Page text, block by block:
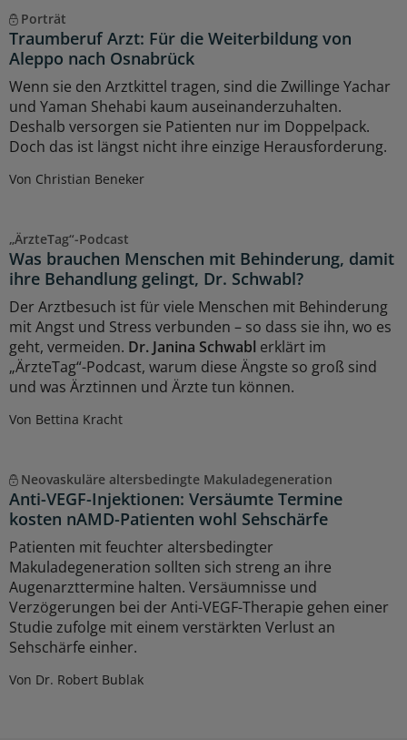
Porträt
Traumberuf Arzt: Für die Weiterbildung von
Aleppo nach Osnabrück
Wenn sie den Arztkittel tragen, sind die Zwillinge Yachar
und Yaman Shehabi kaum auseinanderzuhalten.
Deshalb versorgen sie Patienten nur im Doppelpack.
Doch das ist längst nicht ihre einzige Herausforderung.
Von Christian Beneker
„ÄrzteTag“-Podcast
Was brauchen Menschen mit Behinderung, damit
ihre Behandlung gelingt, Dr. Schwabl?
Der Arztbesuch ist für viele Menschen mit Behinderung
mit Angst und Stress verbunden – so dass sie ihn, wo es
geht, vermeiden. Dr. Janina Schwabl erklärt im
„ÄrzteTag“-Podcast, warum diese Ängste so groß sind
und was Ärztinnen und Ärzte tun können.
Von Bettina Kracht
Neovaskuläre altersbedingte Makuladegeneration
Anti-VEGF-Injektionen: Versäumte Termine
kosten nAMD-Patienten wohl Sehschärfe
Patienten mit feuchter altersbedingter
Makuladegeneration sollten sich streng an ihre
Augenarzttermine halten. Versäumnisse und
Verzögerungen bei der Anti-VEGF-Therapie gehen einer
Studie zufolge mit einem verstärkten Verlust an
Sehschärfe einher.
Von Dr. Robert Bublak